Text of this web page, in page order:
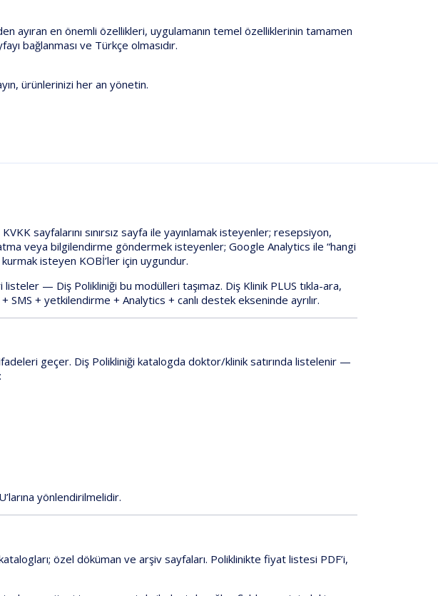
ayıran en önemli özellikleri, uygulamanın temel özelliklerinin tamamen
bağlanması ve Türkçe olmasıdır.
ürünlerinizi her an yönetin.
sayfalarınısınırsız sayfa ile yayınlamak isteyenler;resepsiyon,
veya bilgilendirme göndermek isteyenler;Google Analytics ile “hangi
isteyen KOBİ’ler için uygundur.
listeler — Diş Polikliniği bu modülleritaşımaz. Diş Klinik PLUS tıkla-ara,
SMS + yetkilendirme + Analytics + canlı destek ekseninde ayrılır.
geçer. Diş Polikliniği katalogdadoktor/klinik satırında listelenir —
yönlendirilmelidir.
; özeldöküman ve arşiv sayfaları. Poliklinikte fiyat listesi PDF’i,